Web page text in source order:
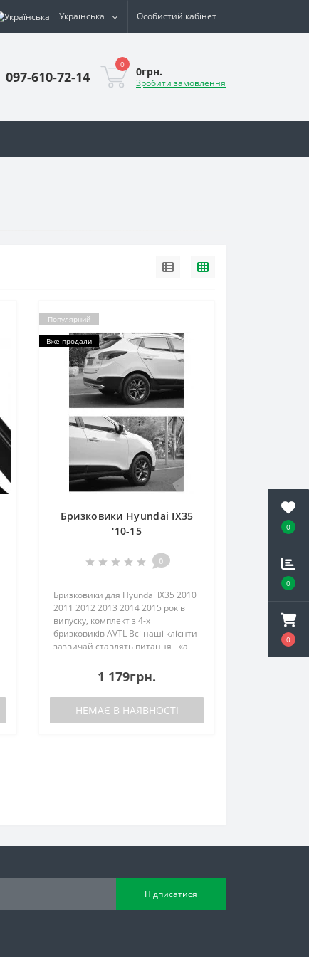
0
0
0
Українська Особистий кабінет
097-610-72-14
0
0грн.
Зробити замовлення
Популярний
Вже продали
Бризковики Hyundai IX35
'10-15
0
Бризковики для Hyundai IX35 2010
2011 2012 2013 2014 2015 років
випуску, комплект з 4-х
бризковиків AVTL Всі наші клієнти
зазвичай ставлять питання - «а
2010 по 2015 рік випуску?», «Який
матеріал використаний?», «Як ..
1 179грн.
НЕМАЄ В НАЯВНОСТІ
Підписатися